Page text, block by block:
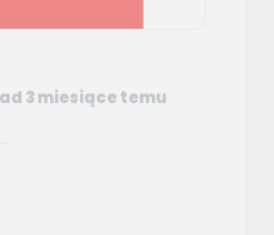
3 miesiące temu